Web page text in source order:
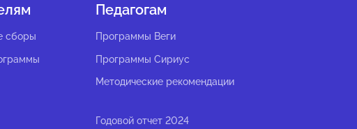
сборы
Педагогам
Программы Веги
Программы Сириус
Методические рекомендации
Годовой отчет 2024